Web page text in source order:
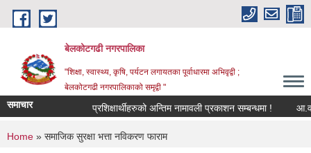
Skip to main content
बेलकोटगढी नगरपालिका
"शिक्षा, स्वास्थ्य, कृषि, पर्यटन लगायतका पूर्वाधारमा अभिवृद्वी ;
बेलकोटगढी नगरपालिकाको समृद्वी "
समाचार प्रशिक्षार्थीहरुको अन्तिम नामावली प्रकाशन सम्बन्धमा ! आ.व.
You are here
Home » समाजिक सुरक्षा भत्ता नविकरण फाराम